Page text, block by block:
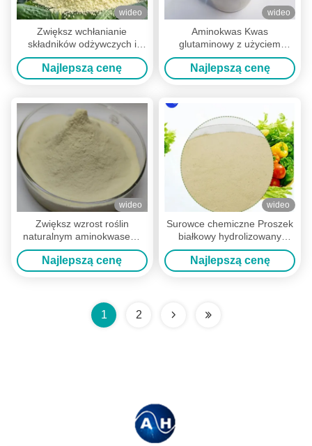
wideo
Zwiększ wchłanianie
składników odżywczych i
odporność na stres za
pomocą aminokwasów oraz
nawozu liściowego
Najlepszą cenę
wideo
Aminokwas Kwas
glutaminowy z użyciem
nawozu azotowego na liście
korzeniowej
Najlepszą cenę
wideo
Zwiększ wzrost roślin
naturalnym aminokwasem,
tłuszczem w proszku z białka
rybnego 15-1-1
Najlepszą cenę
wideo
Surowce chemiczne Proszek
białkowy hydrolizowany
Aminokwasy 88%
Najlepszą cenę
1 2